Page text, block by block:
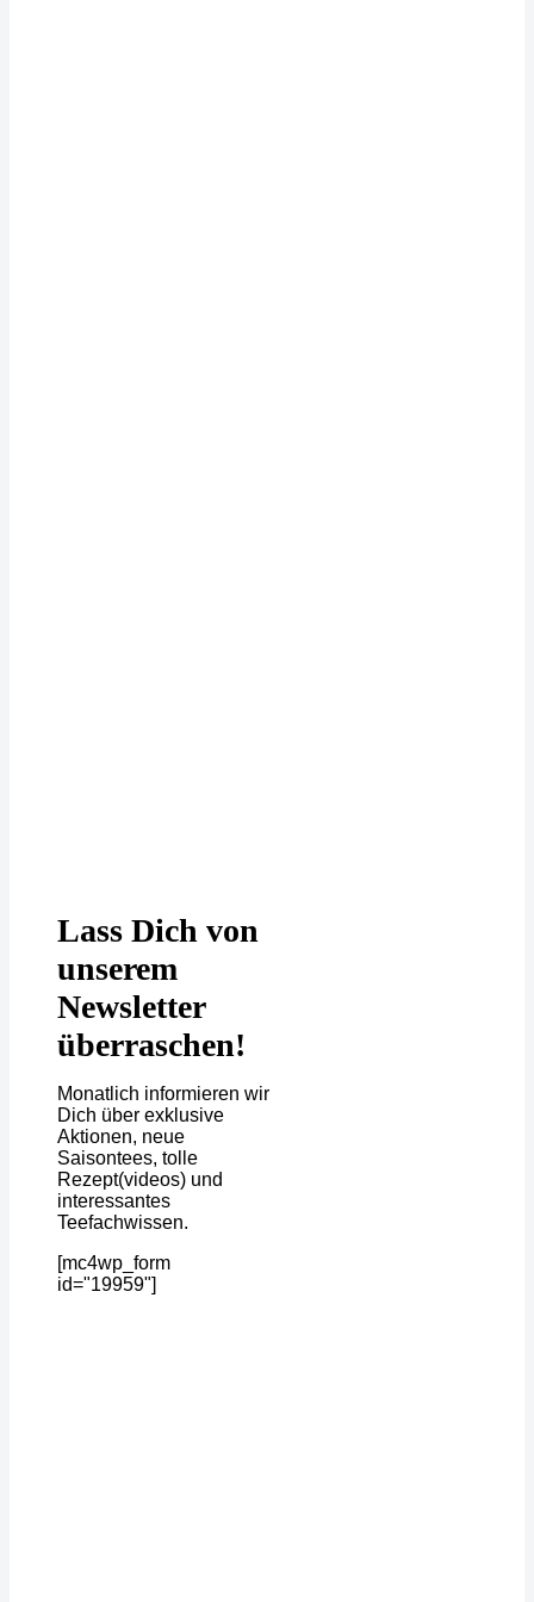
Lass Dich von
unserem
Newsletter
überraschen!
Monatlich informieren wir
Dich über exklusive
Aktionen, neue
Saisontees, tolle
Rezept(videos) und
interessantes
Teefachwissen.
[mc4wp_form
id="19959"]